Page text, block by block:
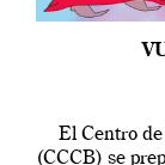
El Centro
(CCCB) se